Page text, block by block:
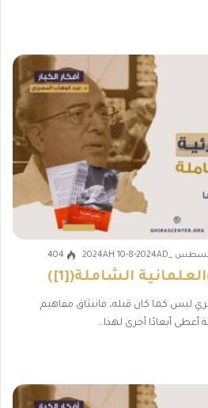
404
الشاملة([1])
ليس كما كان قبله، فانبثاق مفاهيم
أبعادًا أخرى لهذا…